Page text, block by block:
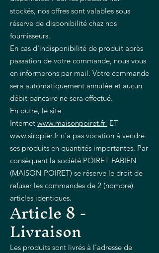
stockés, nos offres sont valables sous
réserve de disponibilité chez nos
fournisseurs.
En cas d'indisponibilité de produit après
passation de votre commande, nous vous
en informerons par mail. Votre commande
sera automatiquement annulée et aucun
débit bancaire ne sera effectué.
En outre, le site
Internet www.maisonpoiret.fr ET
www.siropier.fr n'a pas vocation à vendre
ses produits en quantités importantes. Par
conséquent la société POIRET FABIEN
(MAISON POIRET) se réserve le droit de
refuser les commandes de 2 (nombre)
articles identiques.
Article 8 -
Livraison
Les produits sont livrés à l'adresse de